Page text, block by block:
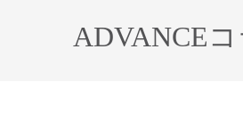
ADVANCE